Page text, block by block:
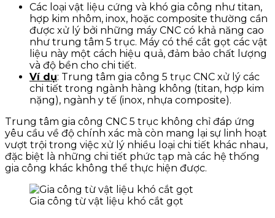
Các loại vật liệu cứng và khó gia công như titan,
hợp kim nhôm, inox, hoặc composite thường cần
được xử lý bởi những máy CNC có khả năng cao
như trung tâm 5 trục. Máy có thể cắt gọt các vật
liệu này một cách hiệu quả, đảm bảo chất lượng
và độ bền cho chi tiết.
Ví dụ: Trung tâm gia công 5 trục CNC xử lý các
chi tiết trong ngành hàng không (titan, hợp kim
nặng), ngành y tế (inox, nhựa composite).
Trung tâm gia công CNC 5 trục không chỉ đáp ứng
yêu cầu về độ chính xác mà còn mang lại sự linh hoạt
vượt trội trong việc xử lý nhiều loại chi tiết khác nhau,
đặc biệt là những chi tiết phức tạp mà các hệ thống
gia công khác không thể thực hiện được.
Gia công từ vật liệu khó cắt gọt